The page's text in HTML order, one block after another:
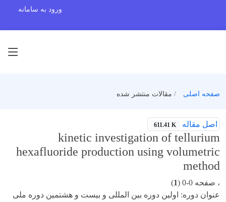
ورود به سامانه
صفحه اصلی مقالات منتشر شده
اصل مقاله 611.41 K
kinetic investigation of tellurium
hexafluoride production using volumetric
method
، صفحه 0-0 ( 1
)
عنوان دوره: اولین دوره بین المللی و بیست و هشتمین دوره ملی